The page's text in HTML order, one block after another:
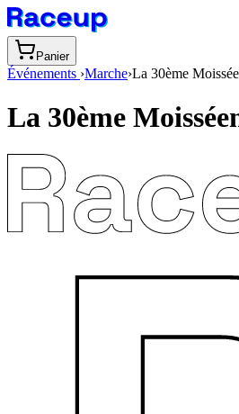
Panier
Événements ›Marche›La 30ème
La 30ème